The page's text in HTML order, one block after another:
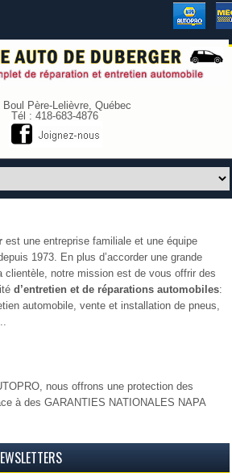
Boul Père-Lelièvre, Québec
Tél : 418-683-4876
est une entreprise familiale et une équipe
1973. En plus d’accorder une grande
clientèle, notre mission est de vous offrir des
d’entretien et de réparations automobiles:
automobile, vente et installation de pneus,
nous offrons une protection des
à des GARANTIES NATIONALES NAPA